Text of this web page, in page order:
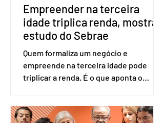
Empreender na terceira
idade triplica renda, mostra
estudo do Sebrae
Quem formaliza um negócio e
empreende na terceira idade pode
triplicar a renda. É o que aponta o
Amostra de Domicílio (PNAD Contínua),